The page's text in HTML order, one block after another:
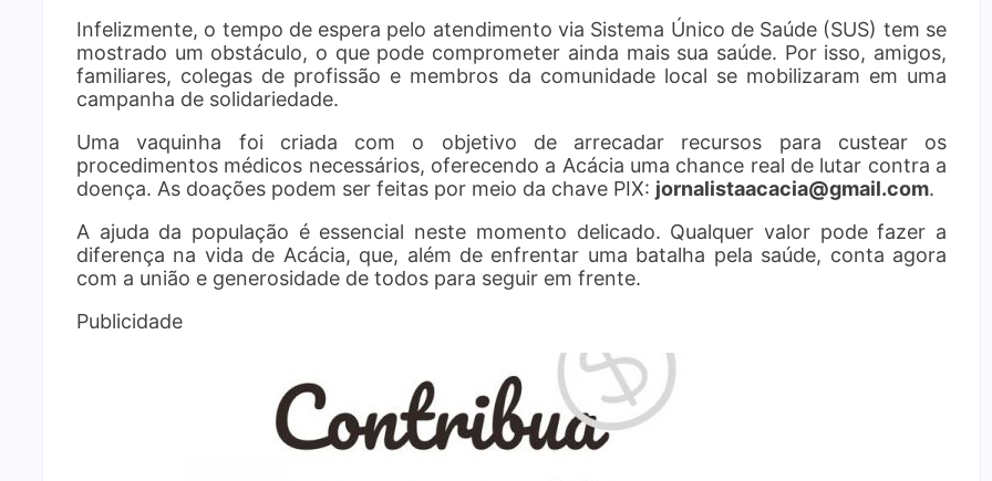
Infelizmente, o tempo de espera pelo atendimento via Sistema Único de Saúde (SUS) tem se
mostrado um obstáculo, o que pode comprometer ainda mais sua saúde. Por isso, amigos,
familiares, colegas de profissão e membros da comunidade local se mobilizaram em uma
campanha de solidariedade.
Uma vaquinha foi criada com o objetivo de arrecadar recursos para custear os
procedimentos médicos necessários, oferecendo a Acácia uma chance real de lutar contra a
doença. As doações podem ser feitas por meio da chave PIX: jornalistaacacia@gmail.com.
A ajuda da população é essencial neste momento delicado. Qualquer valor pode fazer a
diferença na vida de Acácia, que, além de enfrentar uma batalha pela saúde, conta agora
com a união e generosidade de todos para seguir em frente.
Publicidade